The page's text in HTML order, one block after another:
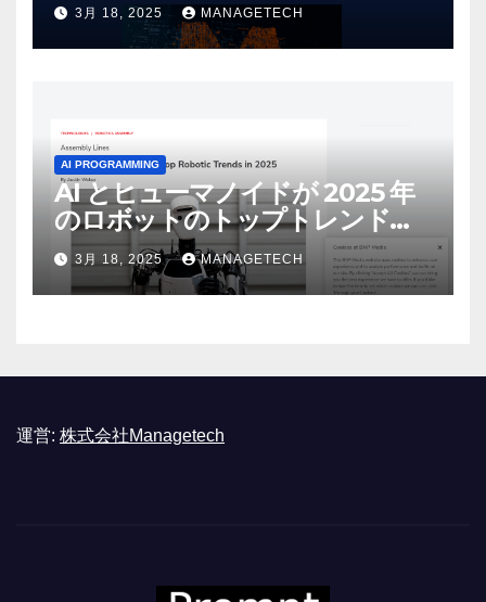
リース | VentureBeat
3月 18, 2025 MANAGETECH
AI PROGRAMMING
AI とヒューマノイドが 2025 年
のロボットのトップトレンドに |
ASSEMBLY
3月 18, 2025 MANAGETECH
運営: 株式会社Managetech